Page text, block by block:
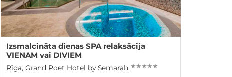
Izsmalcināta dienas SPA relaksācija
VIENAM vai DIVIEM
Rīga, Grand Poet Hotel by Semarah ★ ★ ★ ★ ★